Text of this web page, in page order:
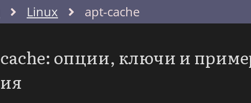
Linux apt-cache
опции, ключи и